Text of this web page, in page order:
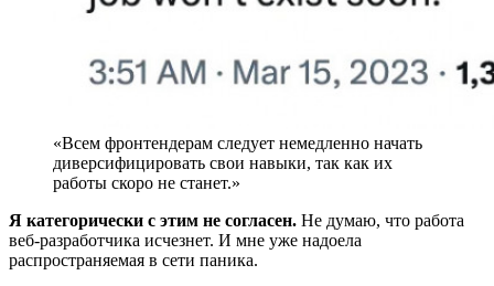
«Всем фронтендерам следует немедленно начать
диверсифицировать свои навыки, так как их
работы скоро не станет.»
Я категорически с этим не согласен. Не думаю, что работа
веб-разработчика исчезнет. И мне уже надоела
распространяемая в сети паника.